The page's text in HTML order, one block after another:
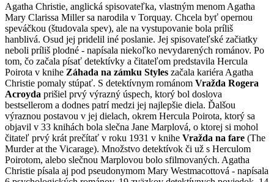
Agatha Christie, anglická spisovateľka, vlastným menom Agatha
Mary Clarissa Miller sa narodila v Torquay. Chcela byť opernou
speváčkou (študovala spev), ale na vystupovanie bola príliš
hanblivá. Osud jej pridelil iné poslanie. Jej spisovateľské začiatky
neboli príliš plodné - napísala niekoľko nevydarených románov. Po
tom, čo začala písať detektívky a čitateľom predstavila Hercula
Poirota v knihe Záhada na zámku Styles začala kariéra Agatha
Christie pomaly stúpať. S detektívnym románom Vražda Rogera
Acroyda prišiel prvý výrazný úspech, ktorý bol doslova
bestsellerom a dodnes patrí medzi jej najlepšie diela. Ďalšou
výraznou postavou v jej dielach, okrem Hercula Poirota, ktorý sa
objavil v 33 knihách bola slečna Jane Marplová, o ktorej si mohol
čitateľ prvý krát prečítať v roku 1931 v knihe Vražda na fare (The
Murder at the Vicarage). Množstvo detektívok či už s Herculom
Poirotom, alebo slečnou Marplovou bolo sfilmovaných. Agatha
Christie písala aj pod pseudonymom Mary Westmacottová - napísala